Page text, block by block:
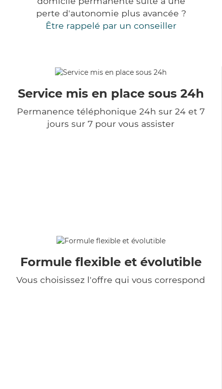
perte d'autonomie plus avancée ?
Être rappelé par un conseiller
Service mis en place sous 24h
Permanence téléphonique 24h sur 24 et 7
jours sur 7 pour vous assister
Formule flexible et évolutible
Vous choisissez l'offre qui vous correspond